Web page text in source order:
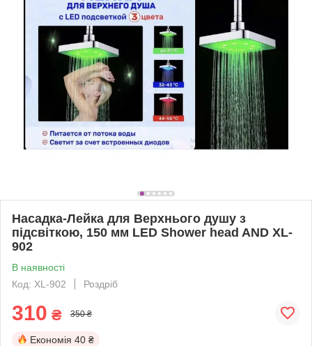
Насадка-Лейка для Верхнього душу з
підсвіткою, 150 мм LED Shower head AND XL-
902
В наявності
Код: XL-902
Роздріб
310 ₴ 350 ₴
Економія 40 ₴